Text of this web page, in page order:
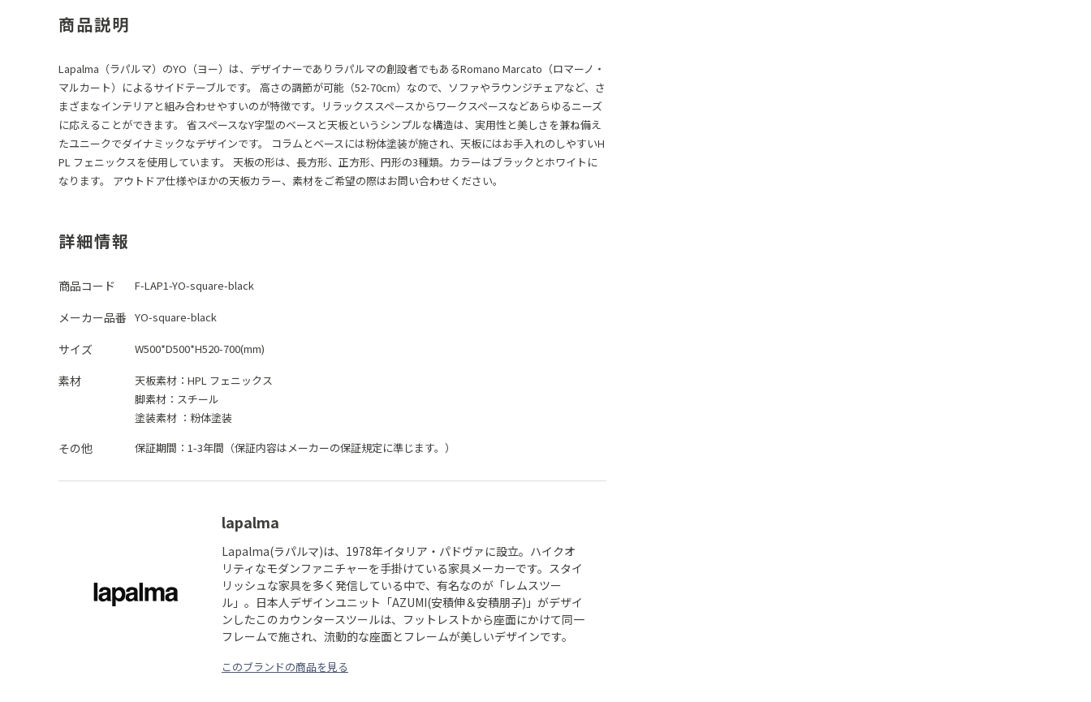
商品説明
Lapalma（ラパルマ）のYO（ヨー）は、デザイナーでありラパルマの創設者でもあるRomano Marcato（ロマーノ・
マルカート）によるサイドテーブルです。 高さの調節が可能（52-70cm）なので、ソファやラウンジチェアなど、さ
まざまなインテリアと組み合わせやすいのが特徴です。リラックススペースからワークスペースなどあらゆるニーズ
に応えることができます。 省スペースなY字型のベースと天板というシンプルな構造は、実用性と美しさを兼ね備え
たユニークでダイナミックなデザインです。 コラムとベースには粉体塗装が施され、天板にはお手入れのしやすいH
PL フェニックスを使用しています。 天板の形は、長方形、正方形、円形の3種類。カラーはブラックとホワイトに
なります。 アウトドア仕様やほかの天板カラー、素材をご希望の際はお問い合わせください。
詳細情報
商品コード F-LAP1-YO-square-black
メーカー品番 YO-square-black
サイズ W500*D500*H520-700(mm)
素材 天板素材： HPL フェニックス
脚素材： スチール
塗装素材 ： 粉体塗装
その他 保証期間：1-3年間（保証内容はメーカーの保証規定に準じます。）
lapalma
Lapalma(ラパルマ)は、1978年イタリア・パドヴァに設立。ハイクオ
リティなモダンファニチャーを手掛けている家具メーカーです。スタイ
リッシュな家具を多く発信している中で、有名なのが「レムスツー
ル」。日本人デザインユニット「AZUMI(安積伸＆安積朋子)」がデザイ
ンしたこのカウンタースツールは、フットレストから座面にかけて同一
フレームで施され、流動的な座面とフレームが美しいデザインです。
このブランドの商品を見る